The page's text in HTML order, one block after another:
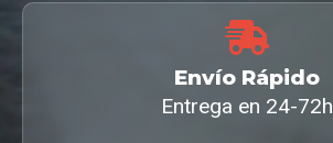
Envío Rápido
Entrega en 24-72h